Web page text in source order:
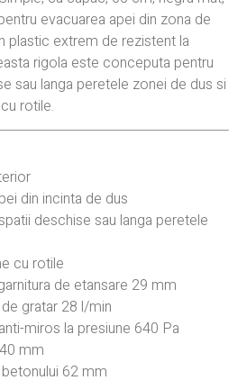
evacuarea apei din zona de
plastic extrem de rezistent la
rigola este conceputa pentru
sau langa peretele zonei de dus si
rotile.
din incinta de dus
deschise sau langa peretele
cu rotile
de etansare 29 mm
gratar 28 l/min
miros la presiune 640 Pa
mm
62 mm